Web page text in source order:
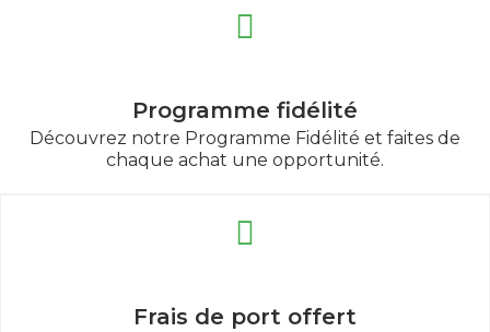
Programme fidélité
Découvrez notre Programme Fidélité et faites de
chaque achat une opportunité.
Frais de port offert